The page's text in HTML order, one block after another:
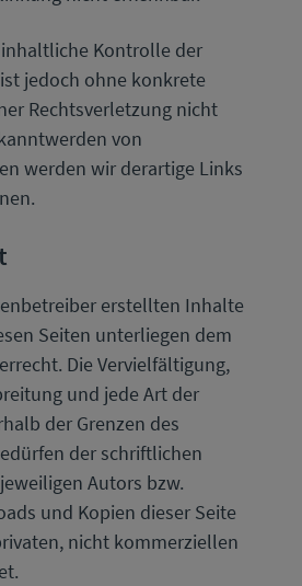
Kontrolle der
jedoch ohne konkrete
Rechtsverletzung nicht
von
werden wir derartige Links
erstellten Inhalte
Seiten unterliegen dem
Die Vervielfältigung,
und jede Art der
der Grenzen des
der schriftlichen
Autors bzw.
und Kopien dieser Seite
nicht kommerziellen